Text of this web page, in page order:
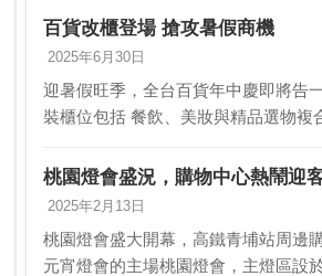
信義新天地引進了欣葉新品牌
百貨改櫃登場 搶攻暑假商機
2025年6月30日
迎暑假旺季，全台百貨年中慶即將告
裝櫃位包括 餐飲、美妝與精品選物複
新天地引進欣葉新品牌NAGOMI雅日
桃園燈會盛況，購物中心熱鬧迎
2025年2月13日
桃園燈會盛大開幕，高鐵青埔站周邊
元宵燈會的主場桃園燈會，主燈區設